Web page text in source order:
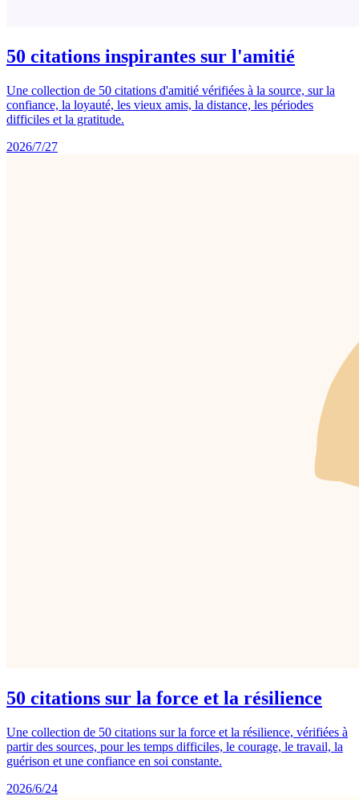
50 citations inspirantes sur l'amitié
Une collection de 50 citations d'amitié vérifiées à la source, sur la
confiance, la loyauté, les vieux amis, la distance, les périodes
difficiles et la gratitude.
2026/7/27
50 citations sur la force et la résilience
Une collection de 50 citations sur la force et la résilience, vérifiées à
partir des sources, pour les temps difficiles, le courage, le travail, la
guérison et une confiance en soi constante.
2026/6/24